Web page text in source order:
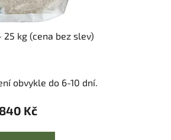
kg (cena bez slev)
obvykle do 6-10 dní.
Kč